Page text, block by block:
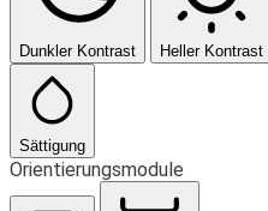
Dunkler Kontrast Heller Kontrast
Sättigung
Orientierungsmodule